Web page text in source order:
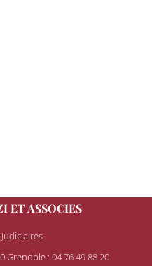
ET ASSOCIES
Grenoble : 04 76 49 88 20